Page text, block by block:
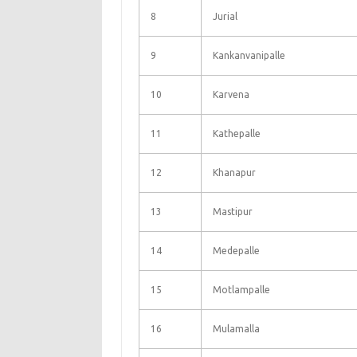
8 Jurial
9 Kankanvanipalle
10 Karvena
11 Kathepalle
12 Khanapur
13 Mastipur
14 Medepalle
15 Motlampalle
16 Mulamalla